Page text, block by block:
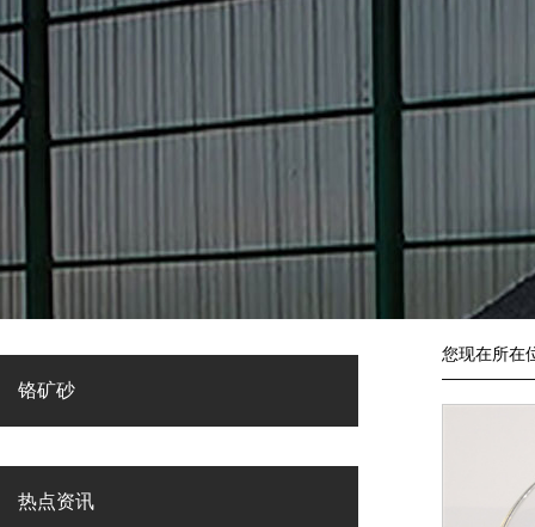
铬矿砂
热点资讯
您现在所在